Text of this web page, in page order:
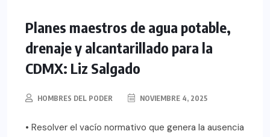
Planes maestros de agua potable,
drenaje y alcantarillado para la
CDMX: Liz Salgado
HOMBRES DEL PODER NOVIEMBRE 4, 2025
• Resolver el vacío normativo que genera la ausencia